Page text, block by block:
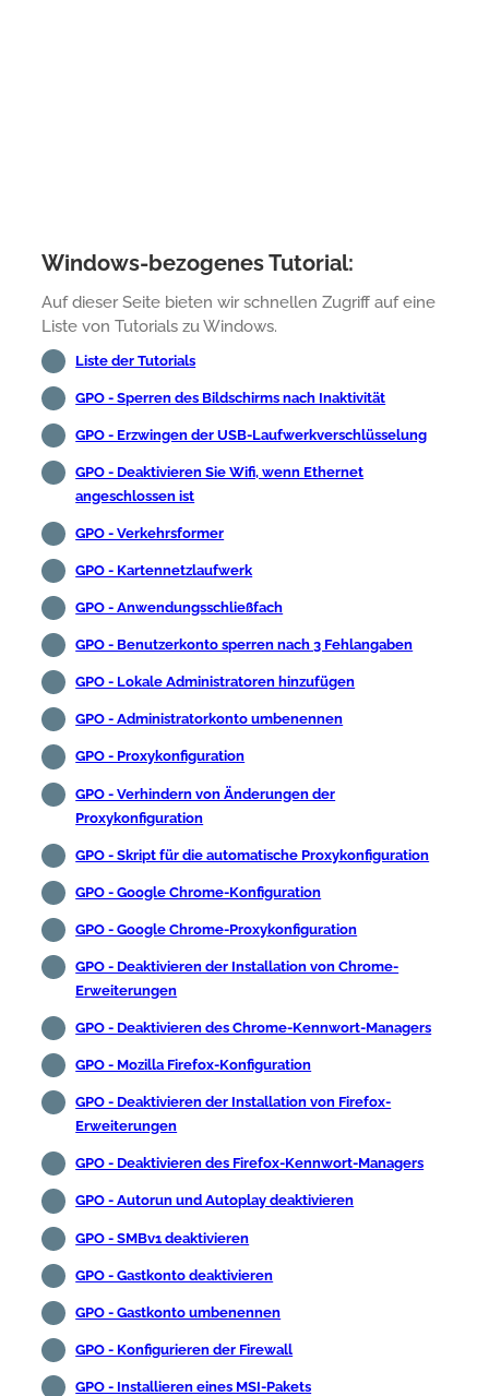
Windows-bezogenes Tutorial:
Auf dieser Seite bieten wir schnellen Zugriff auf eine
Liste von Tutorials zu Windows.
Liste der Tutorials
GPO - Sperren des Bildschirms nach Inaktivität
GPO - Erzwingen der USB-Laufwerkverschlüsselung
GPO - Deaktivieren Sie Wifi, wenn Ethernet
angeschlossen ist
GPO - Verkehrsformer
GPO - Kartennetzlaufwerk
GPO - Anwendungsschließfach
GPO - Benutzerkonto sperren nach 3 Fehlangaben
GPO - Lokale Administratoren hinzufügen
GPO - Administratorkonto umbenennen
GPO - Proxykonfiguration
GPO - Verhindern von Änderungen der
Proxykonfiguration
GPO - Skript für die automatische Proxykonfiguration
GPO - Google Chrome-Konfiguration
GPO - Google Chrome-Proxykonfiguration
GPO - Deaktivieren der Installation von Chrome-
Erweiterungen
GPO - Deaktivieren des Chrome-Kennwort-Managers
GPO - Mozilla Firefox-Konfiguration
GPO - Deaktivieren der Installation von Firefox-
Erweiterungen
GPO - Deaktivieren des Firefox-Kennwort-Managers
GPO - Autorun und Autoplay deaktivieren
GPO - SMBv1 deaktivieren
GPO - Gastkonto deaktivieren
GPO - Gastkonto umbenennen
GPO - Konfigurieren der Firewall
GPO - Installieren eines MSI-Pakets